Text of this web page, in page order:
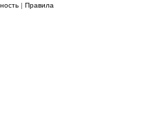
| Правила